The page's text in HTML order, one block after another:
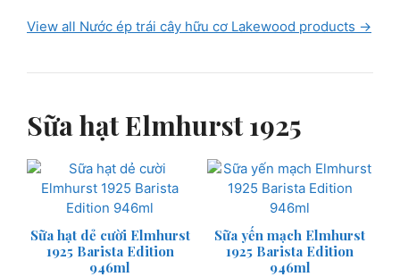
View all Nước ép trái cây hữu cơ Lakewood products →
Sữa hạt Elmhurst 1925
Sữa hạt dẻ cười Elmhurst
1925 Barista Edition
946ml
Sữa yến mạch Elmhurst
1925 Barista Edition
946ml